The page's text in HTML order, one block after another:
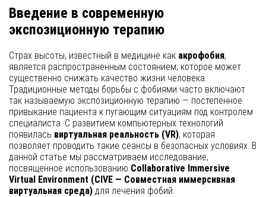
Введение в современную
экспозиционную терапию
Страх высоты, известный в медицине как акрофобия,
является распространенным состоянием, которое может
существенно снижать качество жизни человека.
Традиционные методы борьбы с фобиями часто включают
так называемую экспозиционную терапию — постепенное
привыкание пациента к пугающим ситуациям под контролем
специалиста. С развитием компьютерных технологий
появилась виртуальная реальность (VR), которая
позволяет проводить такие сеансы в безопасных условиях. В
данной статье мы рассматриваем исследование,
посвященное использованию Collaborative Immersive
Virtual Environment (CIVE — Совместная иммерсивная
виртуальная среда) для лечения фобий.